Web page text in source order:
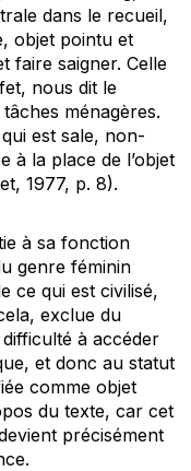
dans le recueil,
objet pointu et
faire saigner. Celle
nous dit le
ménagères.
est sale, non-
à la place de l’objet
1977, p. 8).
à sa fonction
genre féminin
ce qui est civilisé,
exclue du
difficulté à accéder
et donc au statut
comme objet
du texte, car cet
précisément